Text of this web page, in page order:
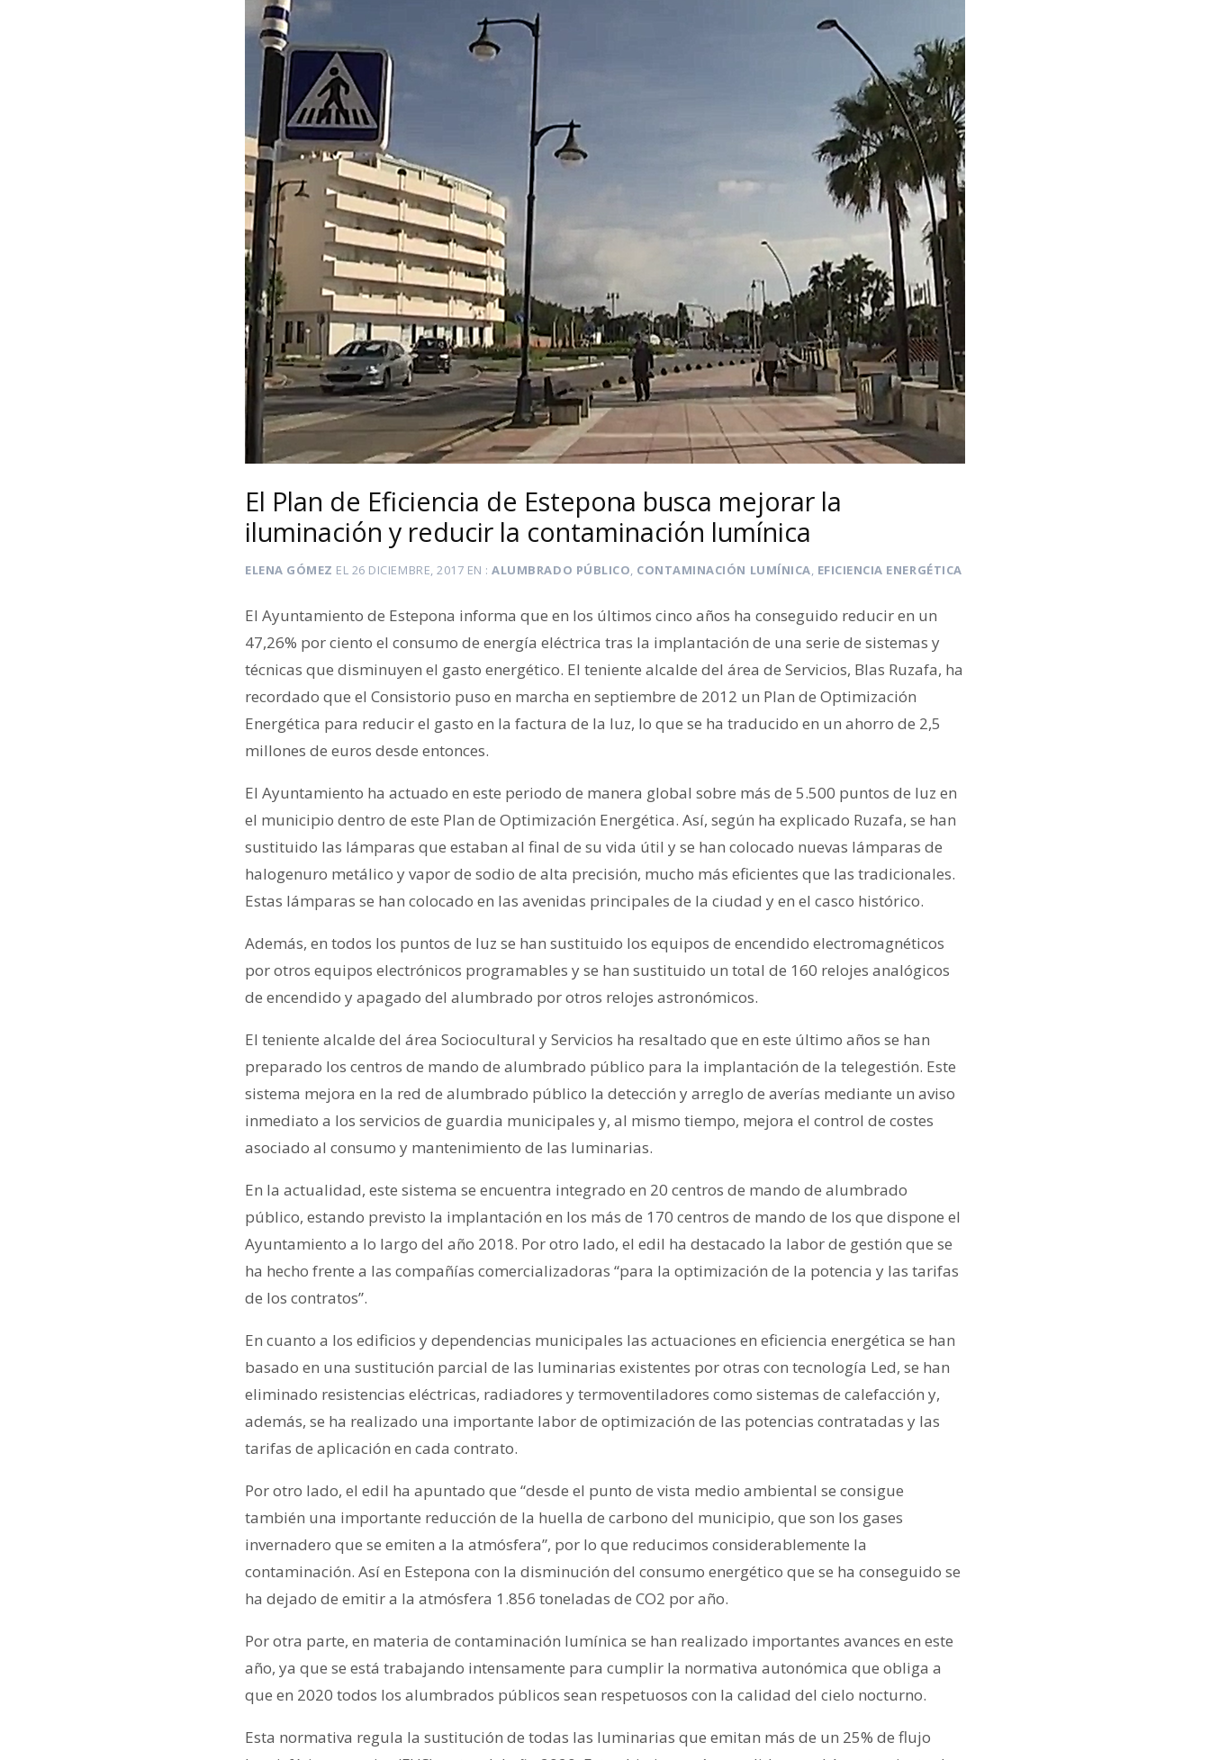
El Plan de Eficiencia de Estepona busca mejorar la
iluminación y reducir la contaminación lumínica
ELENA GÓMEZ EL 26 DICIEMBRE, 2017 EN ALUMBRADO PÚBLICO, CONTAMINACIÓN LUMÍNICA, EFICIENCIA ENERGÉTICA
El Ayuntamiento de Estepona informa que en los últimos cinco años ha conseguido reducir en un
47,26% por ciento el consumo de energía eléctrica tras la implantación de una serie de sistemas y
técnicas que disminuyen el gasto energético. El teniente alcalde del área de Servicios, Blas Ruzafa, ha
recordado que el Consistorio puso en marcha en septiembre de 2012 un Plan de Optimización
Energética para reducir el gasto en la factura de la luz, lo que se ha traducido en un ahorro de 2,5
millones de euros desde entonces.
El Ayuntamiento ha actuado en este periodo de manera global sobre más de 5.500 puntos de luz en
el municipio dentro de este Plan de Optimización Energética. Así, según ha explicado Ruzafa, se han
sustituido las lámparas que estaban al final de su vida útil y se han colocado nuevas lámparas de
halogenuro metálico y vapor de sodio de alta precisión, mucho más eficientes que las tradicionales.
Estas lámparas se han colocado en las avenidas principales de la ciudad y en el casco histórico.
Además, en todos los puntos de luz se han sustituido los equipos de encendido electromagnéticos
por otros equipos electrónicos programables y se han sustituido un total de 160 relojes analógicos
de encendido y apagado del alumbrado por otros relojes astronómicos.
El teniente alcalde del área Sociocultural y Servicios ha resaltado que en este último años se han
preparado los centros de mando de alumbrado público para la implantación de la telegestión. Este
sistema mejora en la red de alumbrado público la detección y arreglo de averías mediante un aviso
inmediato a los servicios de guardia municipales y, al mismo tiempo, mejora el control de costes
asociado al consumo y mantenimiento de las luminarias.
En la actualidad, este sistema se encuentra integrado en 20 centros de mando de alumbrado
público, estando previsto la implantación en los más de 170 centros de mando de los que dispone el
Ayuntamiento a lo largo del año 2018. Por otro lado, el edil ha destacado la labor de gestión que se
ha hecho frente a las compañías comercializadoras “para la optimización de la potencia y las tarifas
de los contratos”.
En cuanto a los edificios y dependencias municipales las actuaciones en eficiencia energética se han
basado en una sustitución parcial de las luminarias existentes por otras con tecnología Led, se han
eliminado resistencias eléctricas, radiadores y termoventiladores como sistemas de calefacción y,
además, se ha realizado una importante labor de optimización de las potencias contratadas y las
tarifas de aplicación en cada contrato.
Por otro lado, el edil ha apuntado que “desde el punto de vista medio ambiental se consigue
también una importante reducción de la huella de carbono del municipio, que son los gases
invernadero que se emiten a la atmósfera”, por lo que reducimos considerablemente la
contaminación. Así en Estepona con la disminución del consumo energético que se ha conseguido se
ha dejado de emitir a la atmósfera 1.856 toneladas de CO2 por año.
Por otra parte, en materia de contaminación lumínica se han realizado importantes avances en este
año, ya que se está trabajando intensamente para cumplir la normativa autonómica que obliga a
que en 2020 todos los alumbrados públicos sean respetuosos con la calidad del cielo nocturno.
Esta normativa regula la sustitución de todas las luminarias que emitan más de un 25% de flujo